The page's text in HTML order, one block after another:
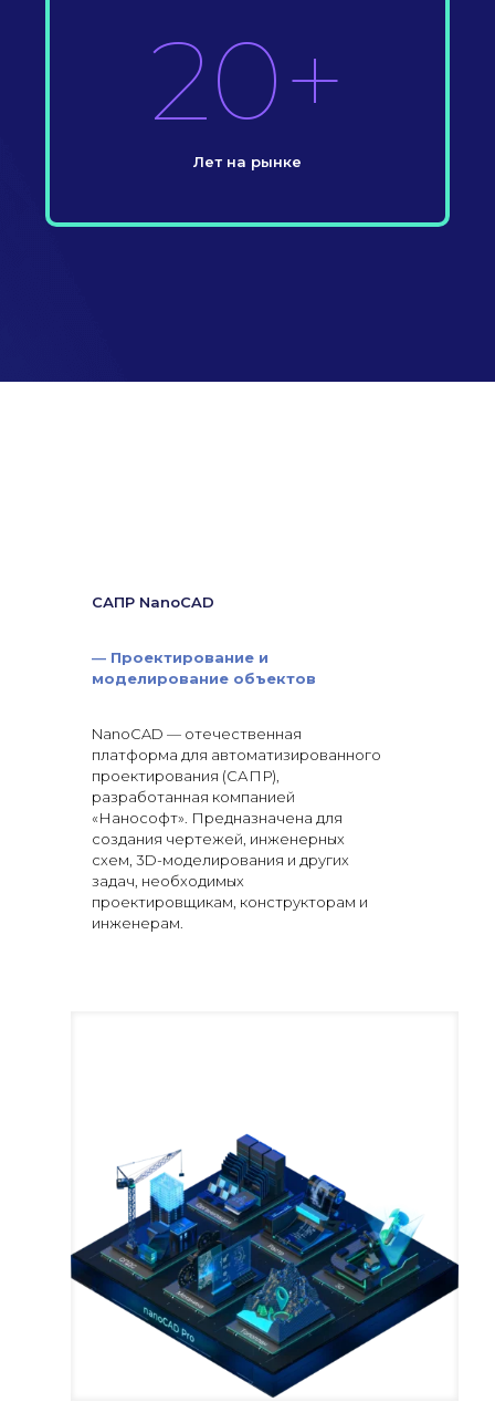
20+
Лет на рынке
САПР NanoCAD
— Проектирование и
моделирование объектов
NanoCAD — отечественная
платформа для автоматизированного
проектирования (САПР),
разработанная компанией
«Нанософт». Предназначена для
создания чертежей, инженерных
схем, 3D-моделирования и других
задач, необходимых
проектировщикам, конструкторам и
инженерам.